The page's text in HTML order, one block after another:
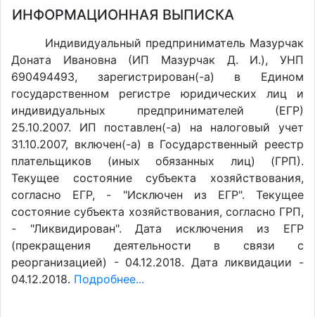
ИНФОРМАЦИОННАЯ ВЫПИСКА
Индивидуальный предприниматель Мазурчак
Доната Ивановна (ИП Мазурчак Д. И.), УНП
690494493, зарегистрирован(-а) в Едином
государственном регистре юридических лиц и
индивидуальных предпринимателей (ЕГР)
25.10.2007. ИП поставлен(-a) на налоговый учет
31.10.2007, включен(-a) в Государственный реестр
плательщиков (иных обязанных лиц) (ГРП).
Текущее состояние субъекта хозяйствования,
согласно ЕГР, - "Исключен из ЕГР". Текущее
состояние субъекта хозяйствования, согласно ГРП,
- "Ликвидирован". Дата исключения из ЕГР
(прекращения деятельности в связи с
реорганизацией) - 04.12.2018. Дата ликвидации -
04.12.2018. Подробнее...